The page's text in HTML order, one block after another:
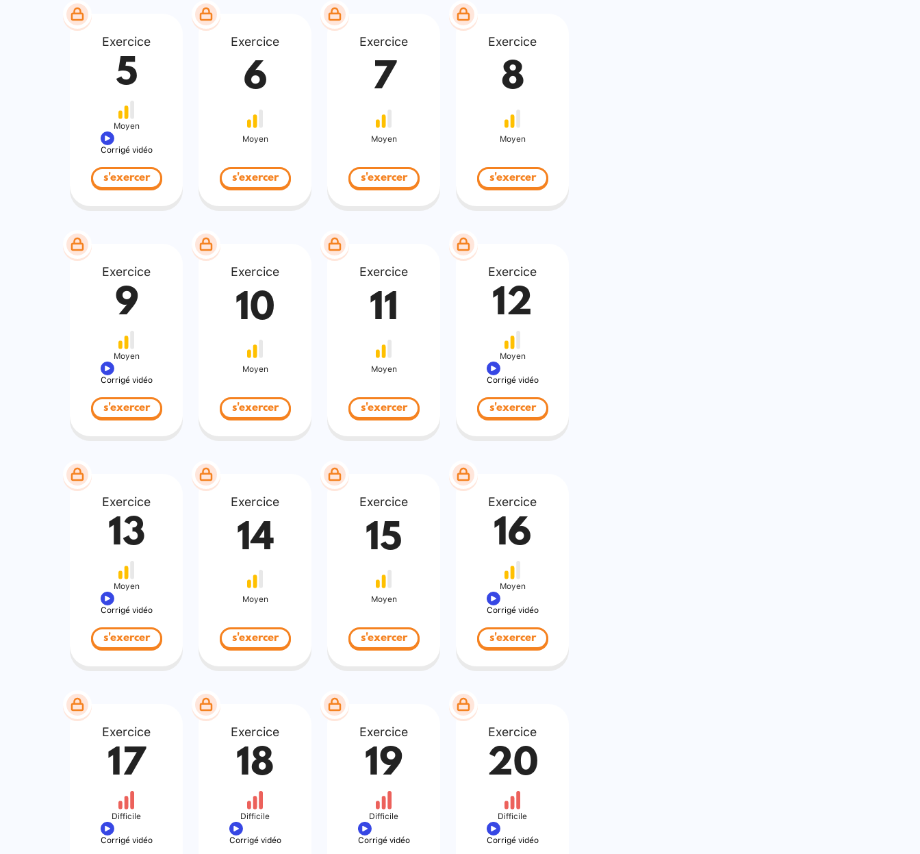
Exercice
5
Moyen
Corrigé vidéo
s'exercer
Exercice
6
Moyen
s'exercer
Exercice
7
Moyen
s'exercer
Exercice
8
Moyen
s'exercer
Exercice
9
Moyen
Corrigé vidéo
s'exercer
Exercice
10
Moyen
s'exercer
Exercice
11
Moyen
s'exercer
Exercice
12
Moyen
Corrigé vidéo
s'exercer
Exercice
13
Moyen
Corrigé vidéo
s'exercer
Exercice
14
Moyen
s'exercer
Exercice
15
Moyen
s'exercer
Exercice
16
Moyen
Corrigé vidéo
s'exercer
Exercice
17
Difficile
Corrigé vidéo
Exercice
18
Difficile
Corrigé vidéo
Exercice
19
Difficile
Corrigé vidéo
Exercice
20
Difficile
Corrigé vidéo